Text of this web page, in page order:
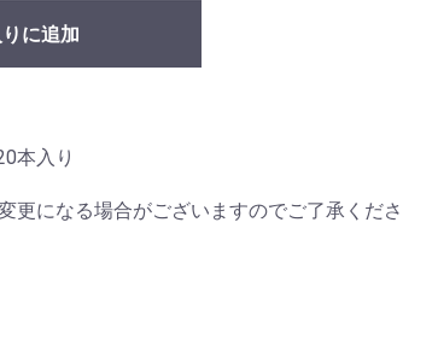
に追加
本入り
更になる場合がございますのでご了承くださ